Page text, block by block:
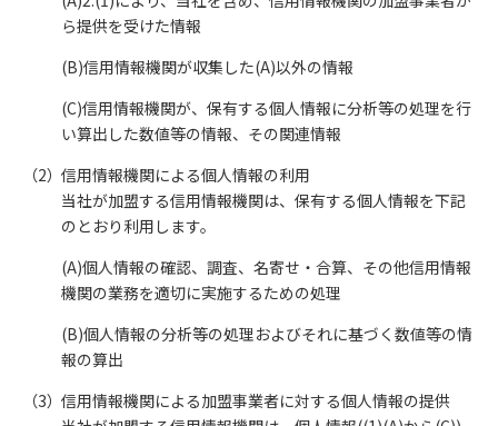
ら提供を受けた情報
(B)信用情報機関が収集した(A)以外の情報
(C)信用情報機関が、保有する個人情報に分析等の処理を行
い算出した数値等の情報、その関連情報
信用情報機関による個人情報の利用
当社が加盟する信用情報機関は、保有する個人情報を下記
のとおり利用します。
(A)個人情報の確認、調査、名寄せ・合算、その他信用情報
機関の業務を適切に実施するための処理
(B)個人情報の分析等の処理およびそれに基づく数値等の情
報の算出
信用情報機関による加盟事業者に対する個人情報の提供